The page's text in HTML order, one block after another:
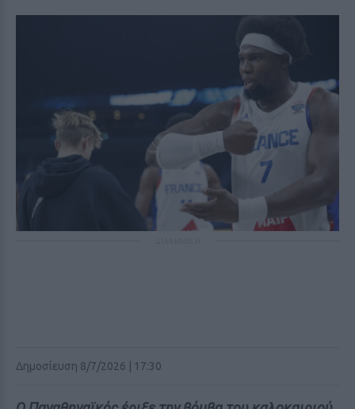
Δημοσίευση 8/7/2026 | 17:30